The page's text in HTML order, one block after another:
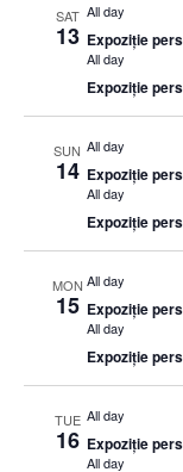
SAT
13
All day
Expoziție
All day
Expoziție
SUN
14
All day
Expoziție
All day
Expoziție
MON
15
All day
Expoziție
All day
Expoziție
TUE
16
All day
Expoziție
All day